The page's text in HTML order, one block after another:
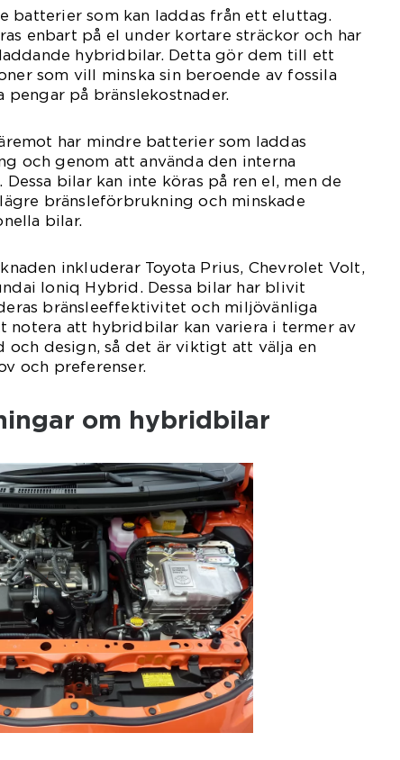
batterier som kan laddas från ett eluttag.
enbart på el under kortare sträckor och har
hybridbilar. Detta gör dem till ett
som vill minska sin beroende av fossila
på bränslekostnader.
har mindre batterier som laddas
och genom att använda den interna
bilar kan inte köras på ren el, men de
bränsleförbrukning och minskade
bilar.
inkluderar Toyota Prius, Chevrolet Volt,
Ioniq Hybrid. Dessa bilar har blivit
bränsleeffektivitet och miljövänliga
notera att hybridbilar kan variera i termer av
och design, så det är viktigt att välja en
och preferenser.
om hybridbilar